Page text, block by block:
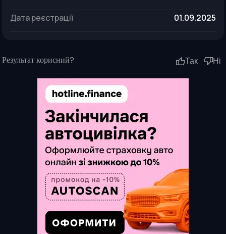
дата реєстрації
01.09.2025
Результат корисний? Так Ні